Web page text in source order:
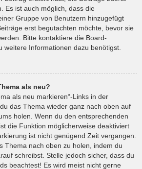
Es ist auch möglich, dass die
Gruppe von Benutzern hinzugefügt
erst begutachten möchte, bevor sie
Bitte kontaktiere die Board-
weitere Informationen dazu benötigst.
als neu?
als neu markieren“-Links in der
das Thema wieder ganz nach oben auf
holen. Wenn du den entsprechenden
die Funktion möglicherweise deaktiviert
ist nicht genügend Zeit vergangen.
Thema nach oben zu holen, indem du
schreibst. Stelle jedoch sicher, dass du
beachtest! Es wird meist nicht gerne